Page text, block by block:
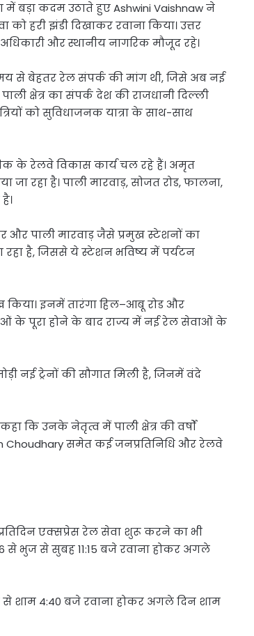
बड़ा कदम उठाते हुए Ashwini Vaishnaw ने
हरी झंडी दिखाकर रवाना किया। उत्तर
और स्थानीय नागरिक मौजूद रहे।
से बेहतर रेल संपर्क की मांग थी, जिसे अब नई
क्षेत्र का संपर्क देश की राजधानी दिल्ली
को सुविधाजनक यात्रा के साथ-साथ
के रेलवे विकास कार्य चल रहे हैं। अमृत
रहा है। पाली मारवाड़, सोजत रोड, फालना,
और पाली मारवाड़ जैसे प्रमुख स्टेशनों का
है, जिससे ये स्टेशन भविष्य में पर्यटन
इनमें तारंगा हिल–आबू रोड और
के पूरा होने के बाद राज्य में नई रेल सेवाओं के
नई ट्रेनों की सौगात मिली है, जिनमें वंदे
कि उनके नेतृत्व में पाली क्षेत्र की वर्षों
Choudhary समेत कई जनप्रतिनिधि और रेलवे
एक्सप्रेस रेल सेवा शुरू करने का भी
से भुज से सुबह 11:15 बजे रवाना होकर अगले
से शाम 4:40 बजे रवाना होकर अगले दिन शाम